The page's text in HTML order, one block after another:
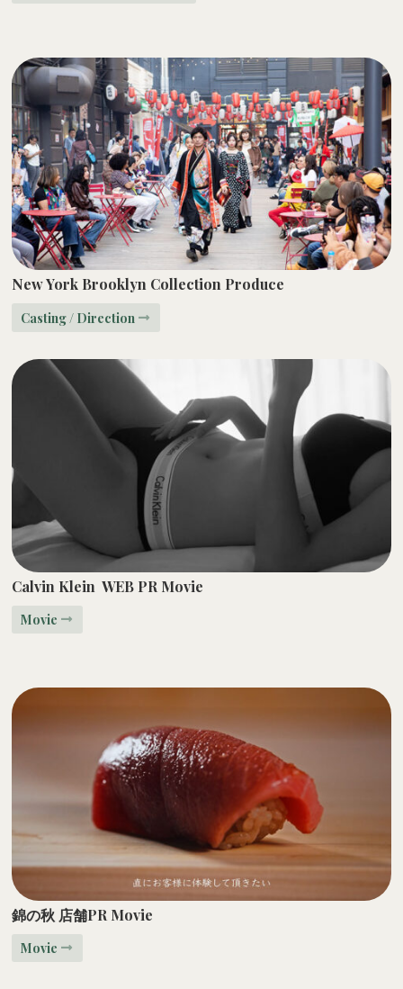
New York Brooklyn Collection Produce
Casting / Direction
Calvin Klein WEB PR Movie
Movie
錦の秋 店舗PR Movie
Movie